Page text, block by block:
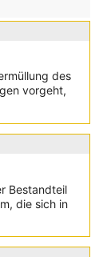
des
vorgeht,
Bestandteil
die sich in